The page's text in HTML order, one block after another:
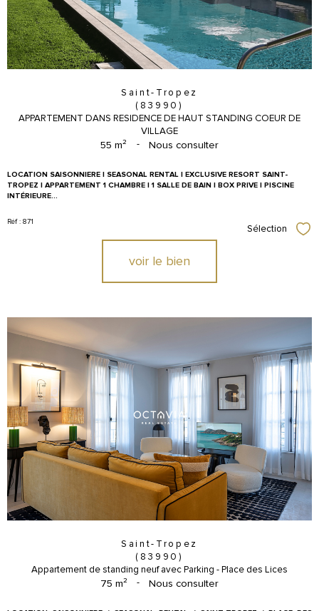
Saint-Tropez
(83990)
APPARTEMENT DANS RESIDENCE DE HAUT STANDING COEUR DE
VILLAGE
55 m² - Nous consulter
LOCATION SAISONNIERE | SEASONAL RENTAL | EXCLUSIVE RESORT SAINT-
TROPEZ | APPARTEMENT 1 CHAMBRE | 1 SALLE DE BAIN | BOX PRIVE | PISCINE
INTÉRIEURE...
Réf : 871
Sélection
voir le bien
Saint-Tropez
(83990)
Appartement de standing neuf avec Parking - Place des Lices
75 m² - Nous consulter